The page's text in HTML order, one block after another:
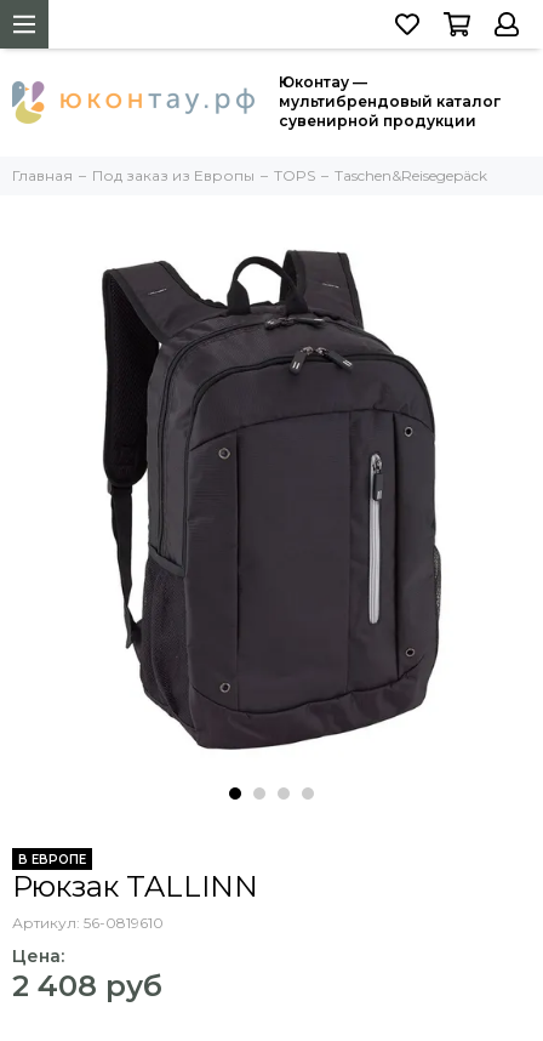
Юконтау —
мультибрендовый каталог
сувенирной продукции
Главная Под заказ из Европы TOPS Taschen&Reisegepäck
В ЕВРОПЕ
Рюкзак TALLINN
Артикул: 56-0819610
Цена:
2 408 руб